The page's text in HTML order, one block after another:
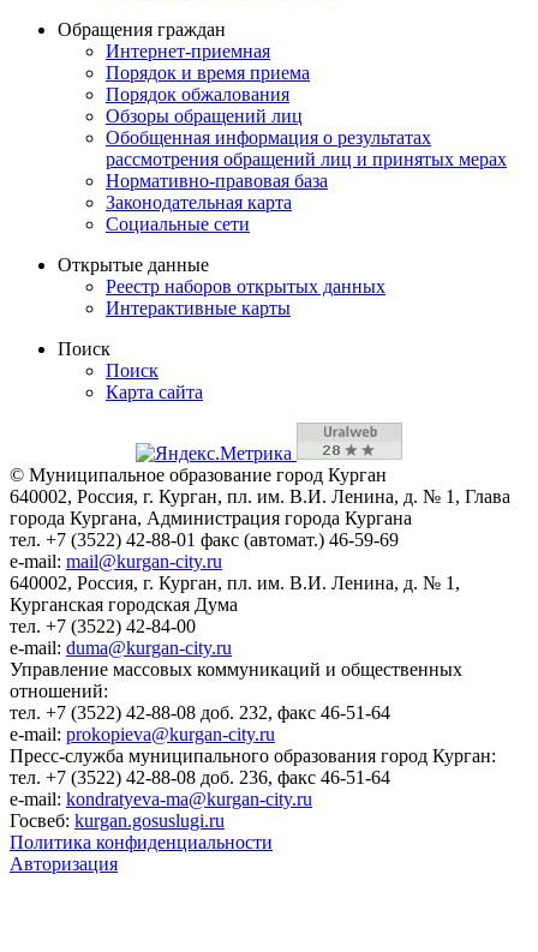
Обращения граждан
Интернет-приемная
Порядок и время приема
Порядок обжалования
Обзоры обращений лиц
Обобщенная информация о результатах
рассмотрения обращений лиц и принятых мерах
Нормативно-правовая база
Законодательная карта
Социальные сети
Открытые данные
Реестр наборов открытых данных
Интерактивные карты
Поиск
Поиск
Карта сайта
© Муниципальное образование город Курган
640002, Россия, г. Курган, пл. им. В.И. Ленина, д. № 1, Глава
города Кургана, Администрация города Кургана
тел. +7 (3522) 42-88-01 факс (автомат.) 46-59-69
e-mail: mail@kurgan-city.ru
640002, Россия, г. Курган, пл. им. В.И. Ленина, д. № 1,
Курганская городская Дума
тел. +7 (3522) 42-84-00
e-mail: duma@kurgan-city.ru
Управление массовых коммуникаций и общественных
отношений:
тел. +7 (3522) 42-88-08 доб. 232, факс 46-51-64
e-mail: prokopieva@kurgan-city.ru
Пресс-служба муниципального образования город Курган:
тел. +7 (3522) 42-88-08 доб. 236, факс 46-51-64
e-mail: kondratyeva-ma@kurgan-city.ru
Госвеб: kurgan.gosuslugi.ru
Политика конфиденциальности
Авторизация